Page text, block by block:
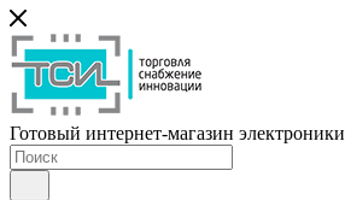
Готовый интернет-магазин электроники